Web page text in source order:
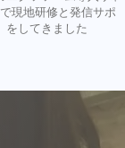
で現地研修と発信サポ
をしてきました